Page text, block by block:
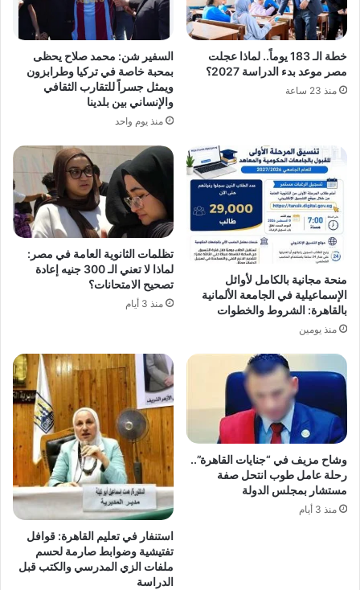
خطة الـ 183 يوماً.. لماذا عجلت
مصر موعد بدء الدراسة 2027؟
منذ 23 ساعة
السفير شن: محمد صلاح يحظى
بمحبة خاصة في تركيا وطرابزون
ويمثل جسراً للتقارب الثقافي
والإنساني بين بلدينا
منذ يوم واحد
منحة مجانية بالكامل لأوائل
الإسماعيلية في الجامعة الألمانية
بالقاهرة: الشروط والخطوات
منذ يومين
تظلمات الثانوية العامة في مصر:
لماذا لا تعني الـ 300 جنيه إعادة
تصحيح الامتحانات؟
منذ 3 أيام
وشاح مزيف في “جنايات القاهرة”..
رحلة عامل طوب انتحل صفة
مستشار بمجلس الدولة
منذ 3 أيام
استنفار في تعليم القاهرة: قوافل
تفتيشية وضوابط صارمة لحسم
ملفات الزي المدرسي والكتب قبل
الدراسة